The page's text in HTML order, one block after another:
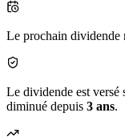
Le prochain dividende
Le dividende est versé
diminué depuis 3 ans.